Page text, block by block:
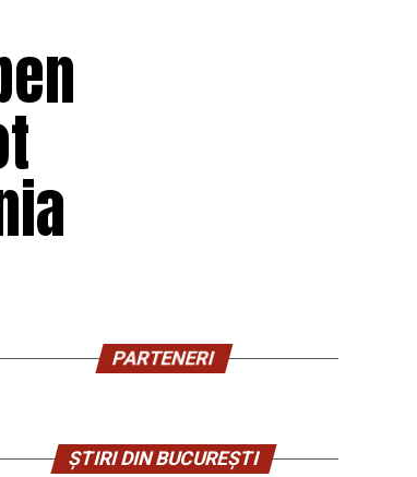
PARTENERI
ȘTIRI DIN BUCUREȘTI